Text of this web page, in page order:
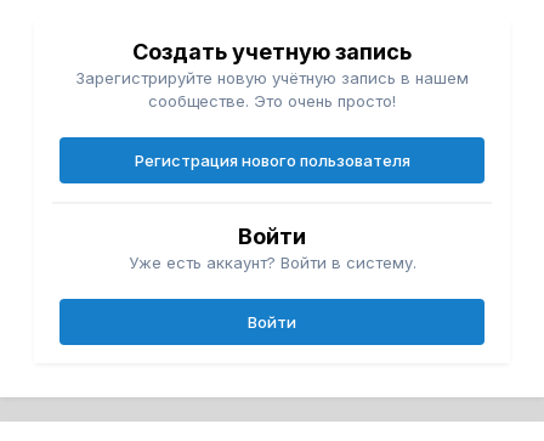
Создать учетную запись
Зарегистрируйте новую учётную запись в нашем
сообществе. Это очень просто!
Регистрация нового пользователя
Войти
Уже есть аккаунт? Войти в систему.
Войти